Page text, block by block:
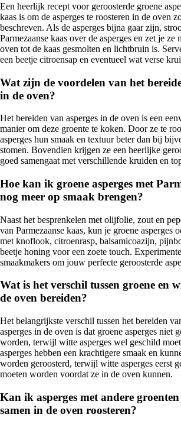
Een heerlijk recept voor geroosterde groene
kaas is om de asperges te roosteren in de oven
beschreven. Als de asperges bijna gaar zijn,
Parmezaanse kaas over de asperges en zet je ze
oven tot de kaas gesmolten en lichtbruin is.
een beetje citroensap en eventueel wat verse
Wat zijn de voordelen van het
in de oven?
Het bereiden van asperges in de oven is een
manier om deze groente te koken. Door ze te
asperges hun smaak en textuur beter dan bij
stomen. Bovendien krijgen ze een heerlijke
goed samengaat met verschillende kruiden en
Hoe kan ik groene asperges met
nog meer op smaak brengen?
Naast het besprenkelen met olijfolie, zout en
van Parmezaanse kaas, kun je groene asperges
met knoflook, citroenrasp, balsamicoazijn,
beetje honing voor een zoete touch.
smaakmakers om jouw perfecte geroosterde
Wat is het verschil tussen groene en
de oven bereiden?
Het belangrijkste verschil tussen het bereiden
asperges in de oven is dat groene asperges niet
worden, terwijl witte asperges wel geschild
asperges hebben een krachtigere smaak en
worden geroosterd, terwijl witte asperges eerst
moeten worden voordat ze in de oven kunnen.
Kan ik asperges met andere
samen in de oven roosteren?